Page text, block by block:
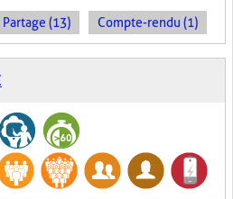
Partage (13) Compte-rendu (1)